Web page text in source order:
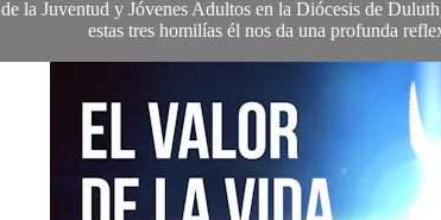
la Juventud y Jóvenes Adultos en la Diócesis de
estas tres homilías él nos da una profunda